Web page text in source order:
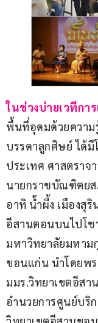
ในช่วงบ่ายเวทีกา
พื้นที่อุดมด้วยความ
บรรดาลูกศิษย์ ได้
ประเทศ ศาสตรา
นายกราชบัณฑิตย
อาทิ น้ำผึ้ง เมืองสุ
อีสานตอนบนไปโช
มหาวิทยาลัยมหาม
ขอนแก่น นำโดยพ
มมร.วิทยาเขตอีสา
อำนวยการศูนย์บริ